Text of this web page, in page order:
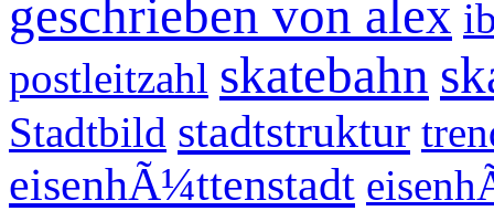
geschrieben von alex
postleitzahl skatebahn
Stadtbild stadtstruktur
eisenhÃ¼ttenstadt